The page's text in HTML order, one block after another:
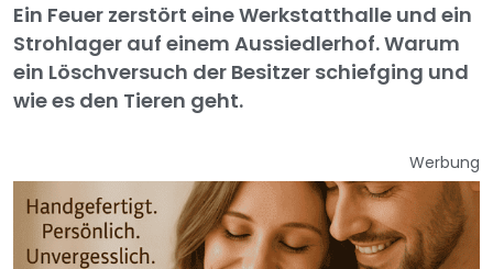
Ein Feuer zerstört eine Werkstatthalle und ein
Strohlager auf einem Aussiedlerhof. Warum
ein Löschversuch der Besitzer schiefging und
wie es den Tieren geht.
Werbung